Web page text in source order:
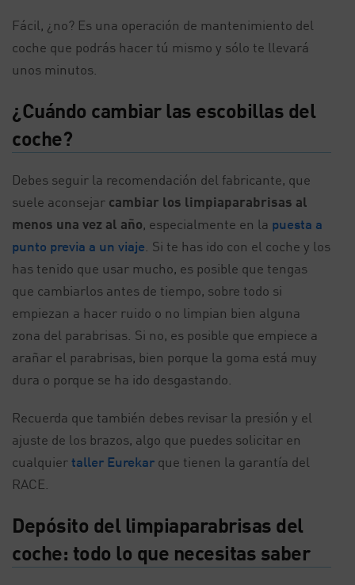
Fácil, ¿no? Es una operación de mantenimiento del
coche que podrás hacer tú mismo y sólo te llevará
unos minutos.
¿Cuándo cambiar las escobillas del
coche?
Debes seguir la recomendación del fabricante, que
suele aconsejar cambiar los limpiaparabrisas al
menos una vez al año, especialmente en la puesta a
punto previa a un viaje . Si te has ido con el coche y los
has tenido que usar mucho, es posible que tengas
que cambiarlos antes de tiempo, sobre todo si
empiezan a hacer ruido o no limpian bien alguna
zona del parabrisas. Si no, es posible que empiece a
arañar el parabrisas, bien porque la goma está muy
dura o porque se ha ido desgastando.
Recuerda que también debes revisar la presión y el
ajuste de los brazos, algo que puedes solicitar en
cualquiertaller Eurekar que tienen la garantía del
RACE.
Depósito del limpiaparabrisas del
coche: todo lo que necesitas saber